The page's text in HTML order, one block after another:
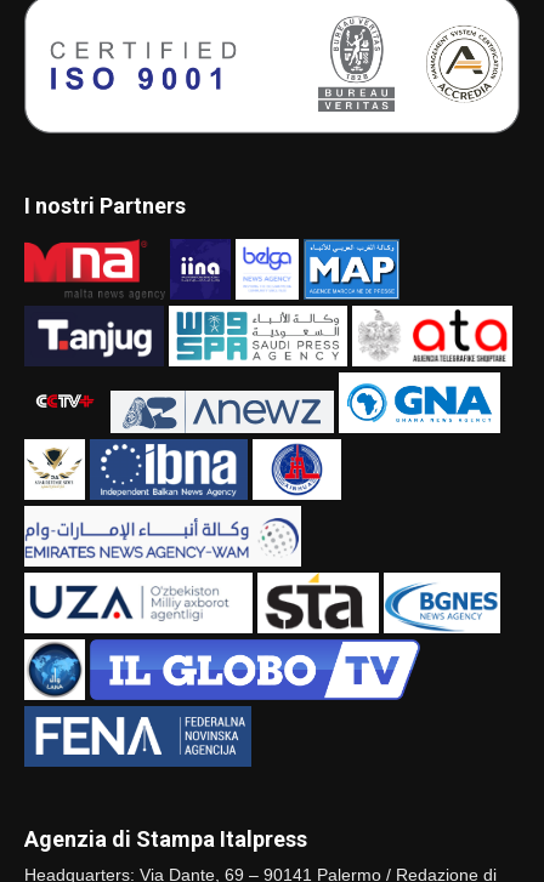
I nostri Partners
Agenzia di Stampa Italpress
Headquarters: Via Dante, 69 – 90141 Palermo / Redazione di